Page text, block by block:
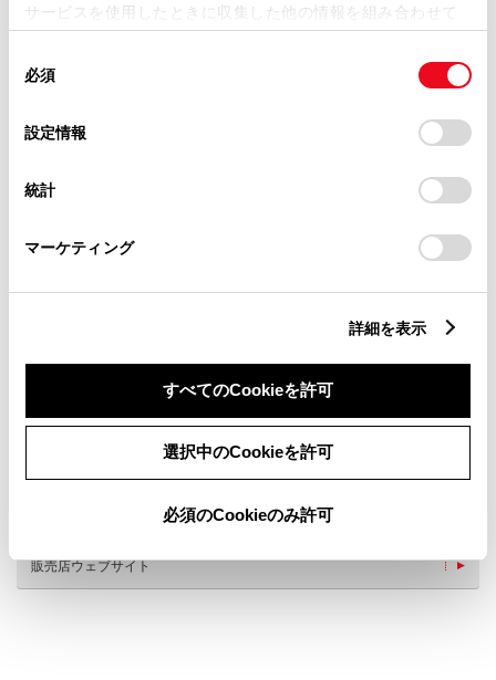
サービスを使用したときに収集した他の情報を組み合わせて
使用することがあります。当ウェブサイトの使用を続行する
デバイスにすべてのCookie(クッキー)が保存されることに同
意したことになります。Cookie(クッキー)のオプトアウト、
設定の変更、同意を撤回したりするにあたっては、当社の
「Cookie（クッキー）情報の取り扱いについて
」をご覧くだ
必須
設定情報
統計
マーケティング
詳細を表示
すべてのCookieを許可
選択中のCookieを許可
必須のCookieのみ許可
WiFi
G-Station
扱店
ベビーシート（おむつ交換用
シート）
au携帯電話
各種損害保険
キッズコーナー
販売店ウェブサイト